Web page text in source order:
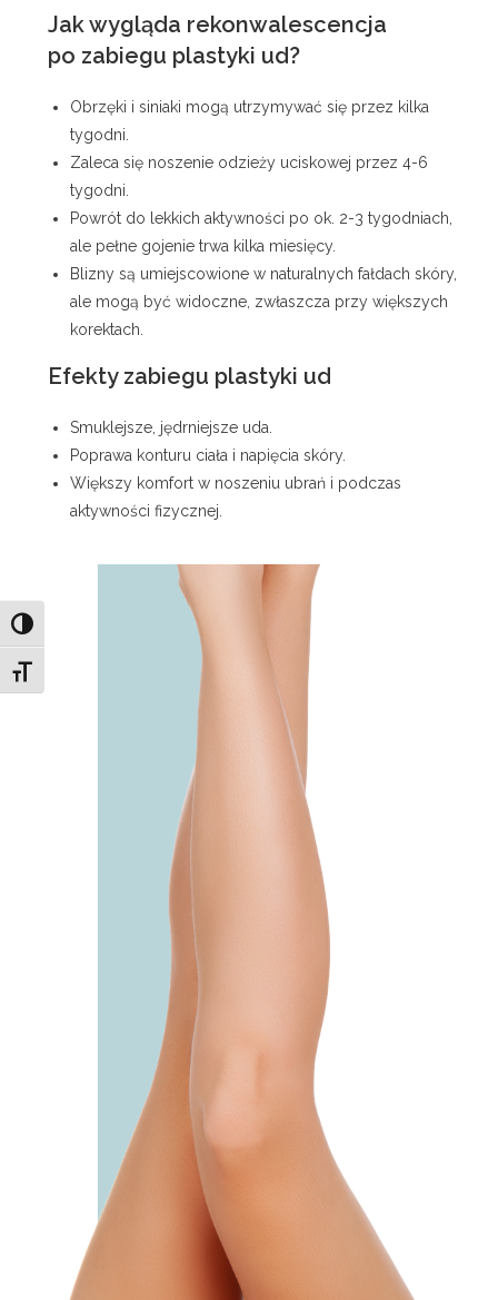
Toggle High Contrast
Toggle Font size
Jak wygląda rekonwalescencja
po zabiegu plastyki ud?
Obrzęki i siniaki mogą utrzymywać się przez kilka
tygodni.
Zaleca się noszenie odzieży uciskowej przez 4-6
tygodni.
Powrót do lekkich aktywności po ok. 2-3 tygodniach,
ale pełne gojenie trwa kilka miesięcy.
Blizny są umiejscowione w naturalnych fałdach skóry,
ale mogą być widoczne, zwłaszcza przy większych
korektach.
Efekty zabiegu plastyki ud
Smuklejsze, jędrniejsze uda.
Poprawa konturu ciała i napięcia skóry.
Większy komfort w noszeniu ubrań i podczas
aktywności fizycznej.